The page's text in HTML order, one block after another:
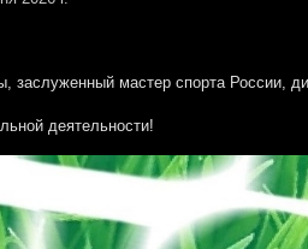
заслуженный мастер спорта России,
деятельности!